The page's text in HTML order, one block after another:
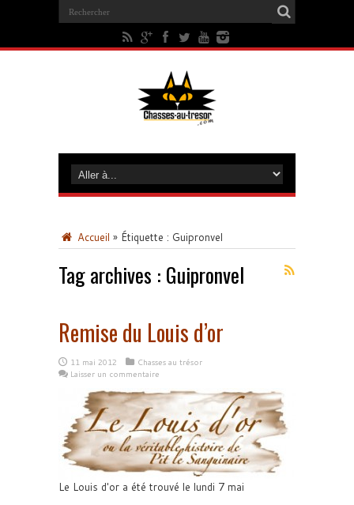
Accueil » Étiquette : Guipronvel
Tag archives : Guipronvel
Remise du Louis d’or
11 mai 2012
Chasses au trésor
Laisser un commentaire
Le Louis d'or a été trouvé le lundi 7 mai